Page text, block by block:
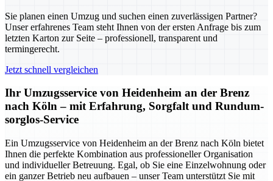
Sie planen einen Umzug und suchen einen zuverlässigen Partner?
Unser erfahrenes Team steht Ihnen von der ersten Anfrage bis zum
letzten Karton zur Seite – professionell, transparent und
termingerecht.
Jetzt schnell vergleichen
Ihr Umzugsservice von Heidenheim an der Brenz
nach Köln – mit Erfahrung, Sorgfalt und Rundum-
sorglos-Service
Ein Umzugsservice von Heidenheim an der Brenz nach Köln bietet
Ihnen die perfekte Kombination aus professioneller Organisation
und individueller Betreuung. Egal, ob Sie eine Einzelwohnung oder
ein ganzer Betrieb neu aufbauen – unser Team unterstützt Sie mit